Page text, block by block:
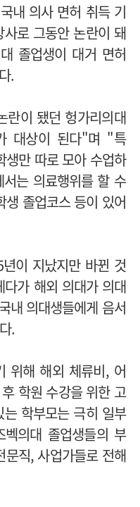
내 의사 면허 취득 기
로 그동안 논란이 돼
졸업생이 대거 면허
.
란이 됐던 헝가리의대
대상이 된다"며 "특
생만 따로 모아 수업하
는 의료행위를 할 수
졸업코스 등이 있어
이 지났지만 바뀐 것
가 해외 의대가 의대
내 의대생들에게 음서
.
위해 해외 체류비, 어
학원 수강을 위한 고
학부모는 극히 일부
의대 졸업생들의 부
직, 사업가들로 전해